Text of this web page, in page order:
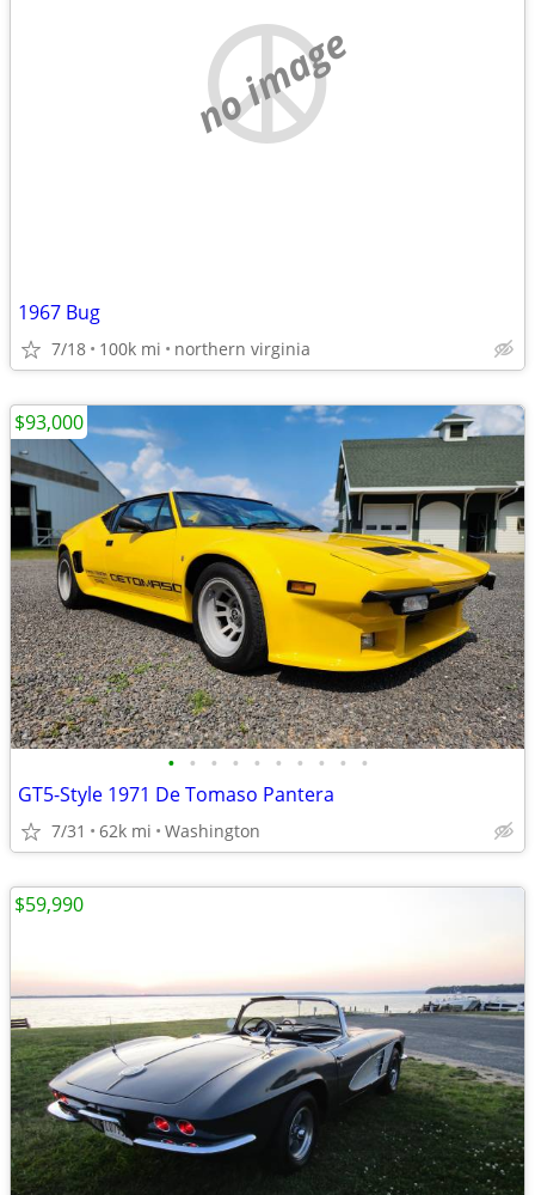
no image
1967 Bug
7/18 100k mi northern virginia
• • • • • • • • • •
GT5-Style 1971 De Tomaso Pantera
7/31 62k mi Washington
$93,000
$59,990